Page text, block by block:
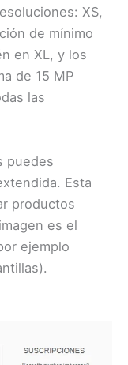
XS,
de mínimo
en XL, y los
de 15 MP
las
puedes
Esta
productos
es el
ejemplo